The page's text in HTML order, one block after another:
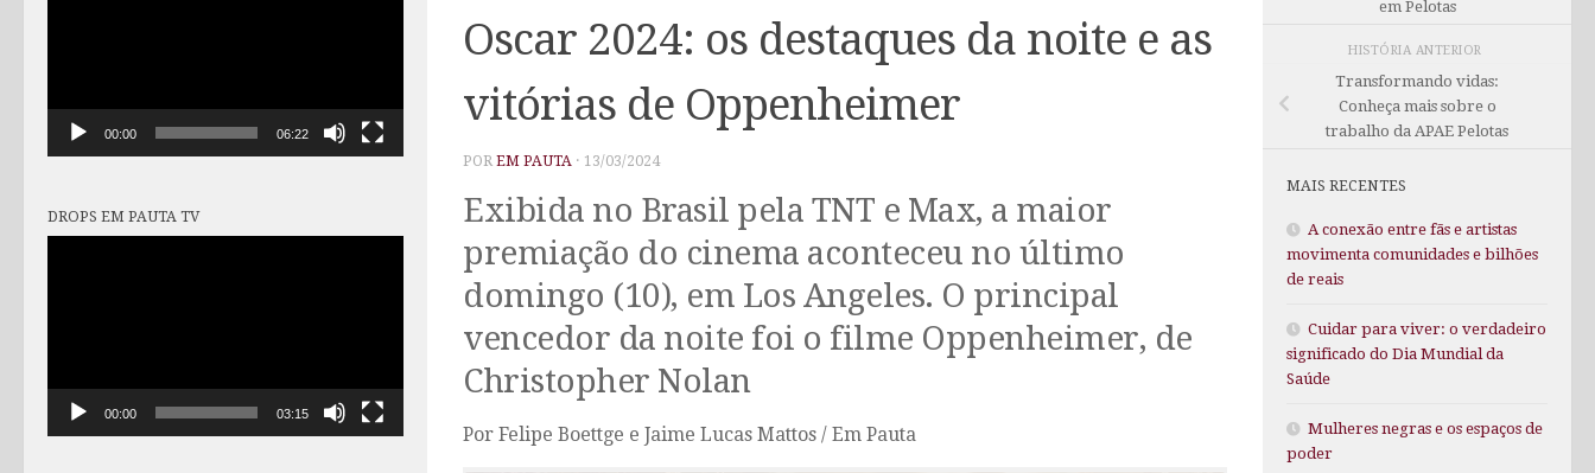
Oscar 2024: os destaques da noite e as
vitórias de Oppenheimer
POR EM PAUTA · 13/03/2024
Exibida no Brasil pela TNT e Max, a maior
premiação do cinema aconteceu no último
domingo (10), em Los Angeles. O principal
vencedor da noite foi o filme Oppenheimer, de
Christopher Nolan
Por Felipe Boettge e Jaime Lucas Mattos / Em Pauta
00:00 06:22
DROPS EM PAUTA TV
00:00 03:15
em Pelotas
HISTÓRIA ANTERIOR
Transformando vidas:
Conheça mais sobre o
trabalho da APAE Pelotas
MAIS RECENTES
A conexão entre fãs e artistas
movimenta comunidades e bilhões
de reais
Cuidar para viver: o verdadeiro
significado do Dia Mundial da
Saúde
Mulheres negras e os espaços de
poder